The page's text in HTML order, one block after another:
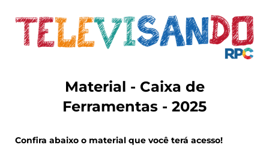
Material - Caixa de
Ferramentas - 2025
Confira abaixo o material que você terá acesso!